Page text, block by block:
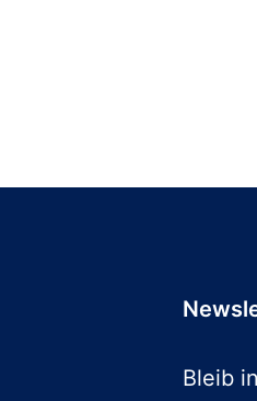
Bleib